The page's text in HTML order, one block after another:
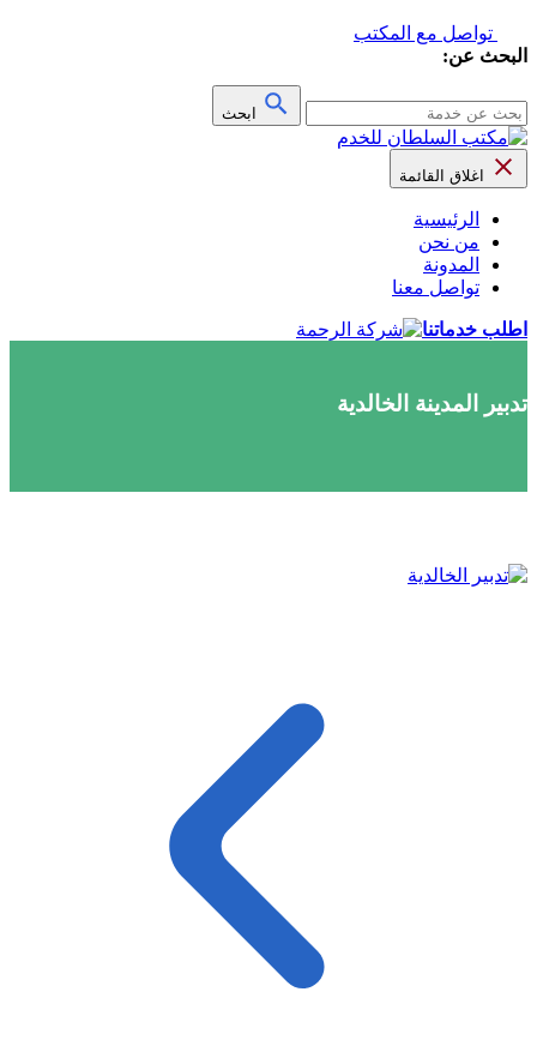
تواصل مع المكتب
البحث عن:
ابحث
اغلاق القائمة
الرئيسية
من نحن
المدونة
تواصل معنا
اطلب خدماتنا
تدبير المدينة الخالدية